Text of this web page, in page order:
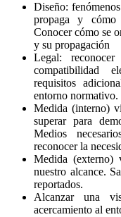
Diseño:
propaga y cómo
Conocer cómo se
y su propagación
Legal:
compatibilidad
requisitos
entorno normativo.
Medida (interno)
superar para
Medios
reconocer la
Medida (externo)
nuestro alcance.
reportados.
Alcanzar una
acercamiento al